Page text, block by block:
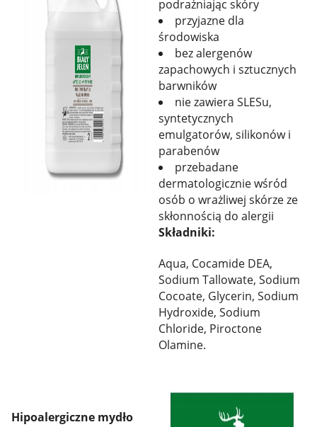
podrażniając skóry
przyjazne dla
środowiska
bez alergenów
zapachowych i sztucznych
barwników
nie zawiera SLESu,
syntetycznych
emulgatorów, silikonów i
parabenów
przebadane
dermatologicznie wśród
osób o wrażliwej skórze ze
skłonnością do alergii
Składniki:
Aqua, Cocamide DEA,
Sodium Tallowate, Sodium
Cocoate, Glycerin, Sodium
Hydroxide, Sodium
Chloride, Piroctone
Olamine.
Hipoalergiczne mydło